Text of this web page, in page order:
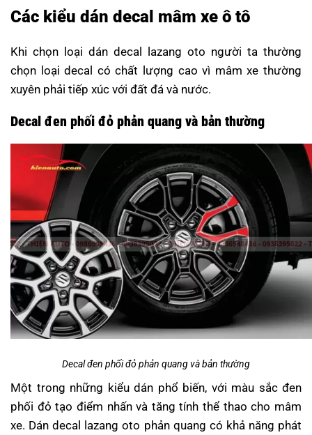
Các kiểu dán decal mâm xe ô tô
Khi chọn loại dán decal lazang oto người ta thường
chọn loại decal có chất lượng cao vì mâm xe thường
xuyên phải tiếp xúc với đất đá và nước.
Decal đen phối đỏ phản quang và bản thường
Decal đen phối đỏ phản quang và bản thường
Một trong những kiểu dán phổ biến, với màu sắc đen
phối đỏ tạo điểm nhấn và tăng tính thể thao cho mâm
xe. Dán decal lazang oto phản quang có khả năng phát